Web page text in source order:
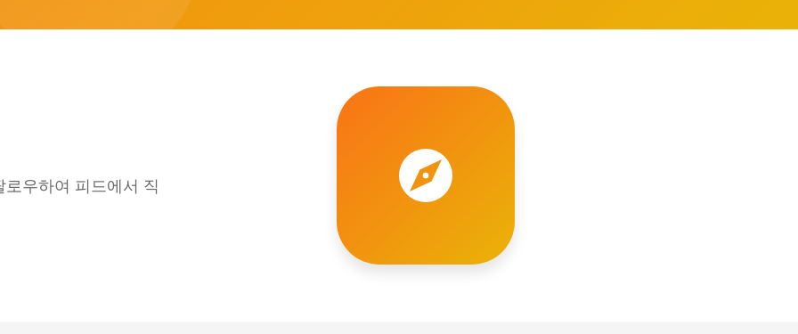
우하여 피드에서 직